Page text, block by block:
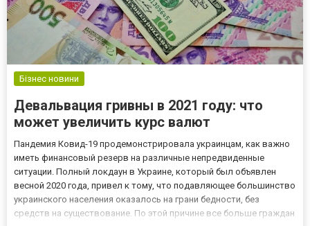
Бізнес новини
Девальвация гривны в 2021 году: что
может увеличить курс валют
Пандемия Ковид-19 продемонстрировала украинцам, как важно
иметь финансовый резерв на различные непредвиденные
ситуации. Полный локдаун в Украине, который был объявлен
весной 2020 года, привел к тому, что подавляющее большинство
украинского населения оказалось на грани бедности, без
средств на существование. По этой причине все больше граждан